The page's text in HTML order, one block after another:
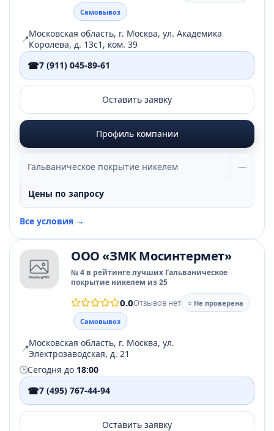
Самовывоз
📍Московская область, г. Москва, ул. Академика
Королева, д. 13с1, ком. 39
☎7 (911) 045-89-61
Оставить заявку
Профиль компании
Гальваническое покрытие никелем —
Цены по запросу
Все условия →
ООО «ЗМК Мосинтермет»
№ 4 в рейтинге лучших Гальваническое
покрытие никелем из 25
0.0Отзывов нет
○ Не проверена
Самовывоз
📍Московская область, г. Москва, ул.
Электрозаводская, д. 21
🕒Сегодня до 18:00
☎7 (495) 767-44-94
Оставить заявку